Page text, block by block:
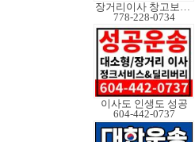
장거리이사 창고보관정크
778-228-0734
이사도 인생도 성공
604-442-0737